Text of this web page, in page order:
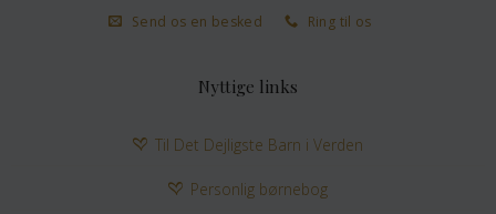
Send os en besked Ring til os
Nyttige links
Til Det Dejligste Barn i Verden
Personlig børnebog